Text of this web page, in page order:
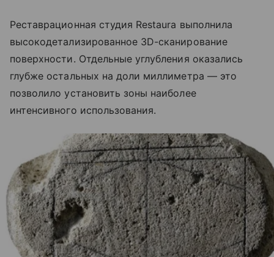
Реставрационная студия Restaura выполнила
высокодетализированное 3D-сканирование
поверхности. Отдельные углубления оказались
глубже остальных на доли миллиметра — это
позволило установить зоны наиболее
интенсивного использования.